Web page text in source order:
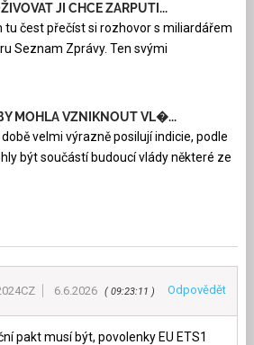
JI CHCE ZARPUTI...
tu čest přečíst si rozhovor s miliardářem
Seznam Zprávy. Ten svými
MOHLA VZNIKNOUT VL�...
velmi výrazně posilují indicie, podle
být součástí budoucí vlády některé ze
6.6.2026 09:23:11 Odpovědět
pakt musí být, povolenky EU ETS1